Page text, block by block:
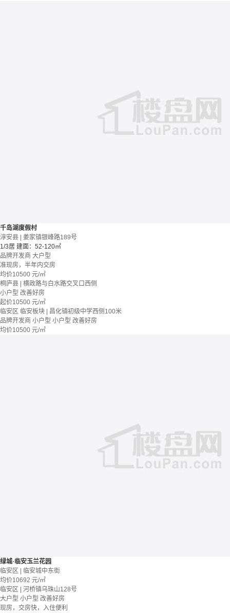
千岛湖度假村
淳安县 | 姜家镇银峰路189号
1/3居 建面：52-120㎡
品牌开发商 大户型
准现房，半年内交房
均价10500 元/㎡
桐庐县 | 横政路与白水路交叉口西侧
小户型 改善好房
起价10500 元/㎡
临安区 临安板块 | 昌化镇初级中学西侧100米
品牌开发商 小户型 小户型 改善好房
均价10500 元/㎡
绿城·临安玉兰花园
临安区 | 临安城中东街
均价10692 元/㎡
临安区 | 河桥镇乌珠山128号
大户型 小户型 改善好房
现房，交房快，入住便利